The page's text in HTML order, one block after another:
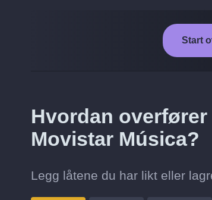
Start
Hvordan
Movistar Música?
Legg låtene du har likt eller